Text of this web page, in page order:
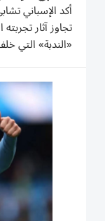
أكد الإسباني
تجاوز آثار
«الندبة» التي
بالكامل على
من الدوري